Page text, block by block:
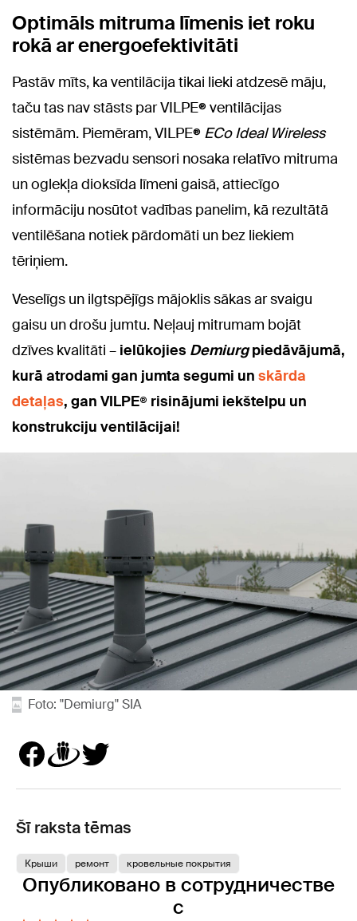
Optimāls mitruma līmenis iet roku
rokā ar energoefektivitāti
Pastāv mīts, ka ventilācija tikai lieki atdzesē māju,
taču tas nav stāsts par VILPE® ventilācijas
sistēmām. Piemēram,VILPE® ECo Ideal Wireless
sistēmas bezvadu sensori nosaka relatīvo mitruma
un oglekļa dioksīda līmeni gaisā, attiecīgo
informāciju nosūtot vadības panelim, kā rezultātā
ventilēšana notiek pārdomāti un bez liekiem
tēriņiem.
Veselīgs un ilgtspējīgs mājoklis sākas ar svaigu
gaisu un drošu jumtu. Neļauj mitrumam bojāt
dzīves kvalitāti – ielūkojies Demiurgpiedāvājumā,
kurā atrodami gan jumta segumi un skārda
detaļas, gan VILPE® risinājumi iekštelpu un
konstrukciju ventilācijai!
Foto: "Demiurg" SIA
Šī raksta tēmas
Крыши ремонт кровельные покрытия
Опубликовано в сотрудничестве
с